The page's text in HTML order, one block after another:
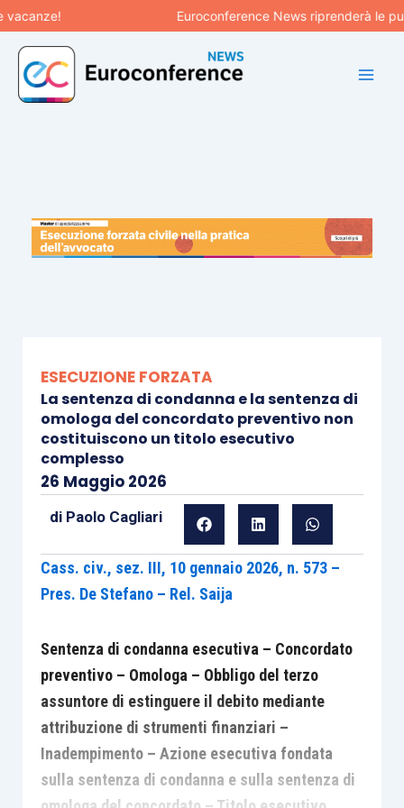
Vai
al
contenuto
Euroconference News riprenderà le
ESECUZIONE FORZATA
La sentenza di condanna e la sentenza di
omologa del concordato preventivo non
costituiscono un titolo esecutivo
complesso
26 Maggio 2026
di Paolo Cagliari
Cass. civ., sez. III, 10 gennaio 2026, n. 573 –
Pres. De Stefano – Rel. Saija
Sentenza di condanna esecutiva – Concordato
preventivo – Omologa – Obbligo del terzo
assuntore di estinguere il debito mediante
attribuzione di strumenti finanziari –
Inadempimento – Azione esecutiva fondata
sulla sentenza di condanna e sulla sentenza di